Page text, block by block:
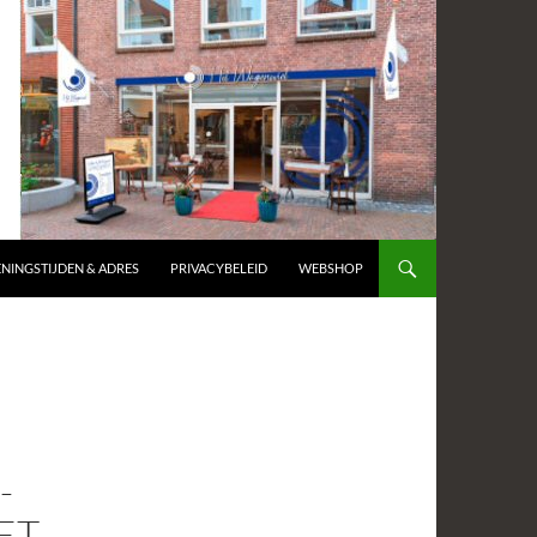
& ADRES PRIVACYBELEID WEBSHOP